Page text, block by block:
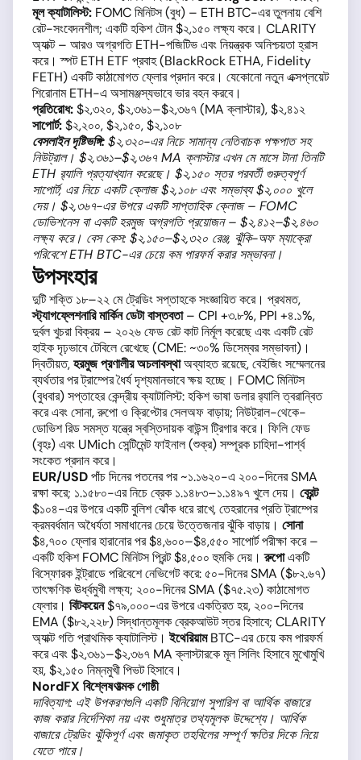
মূল ক্যাটালিস্ট: FOMC মিনিটস (বুধ) – ETH BTC-এর তুলনায় বেশি
রেট-সংবেদনশীল; একটি হকিশ টোন $২,১৫০ লক্ষ্য করে। CLARITY
অ্যাক্ট – আরও অগ্রগতি ETH-পজিটিভ এবং নিয়ন্ত্রক অনিশ্চয়তা হ্রাস
করে। স্পট ETH ETF প্রবাহ (BlackRock ETHA, Fidelity
FETH) একটি কাঠামোগত ফ্লোর প্রদান করে। যেকোনো নতুন এক্সপ্লয়েট
শিরোনাম ETH-এ অসামঞ্জস্যভাবে ভার বহন করবে।
প্রতিরোধ:$২,৩২০, $২,৩৬১–$২,৩৬৭ (MA ক্লাস্টার), $২,৪১২
সাপোর্ট:$২,২০০, $২,১৫০, $২,১০৮
বেসলাইন দৃষ্টিভঙ্গি:$২,৩২০-এর নিচে সামান্য নেতিবাচক পক্ষপাত সহ
নিউট্রাল। $২,৩৬১–$২,৩৬৭ MA ক্লাস্টার এখন মে মাসে টানা তিনটি
ETH র‍্যালি প্রত্যাখ্যান করেছে। $২,১৫০ স্তর পরবর্তী গুরুত্বপূর্ণ
সাপোর্ট; এর নিচে একটি ক্লোজ $২,১০৮ এবং সম্ভাব্য $২,০০০ খুলে
দেয়। $২,৩৬৭-এর উপরে একটি সাপ্তাহিক ক্লোজ – FOMC
ডোভিশনেস বা একটি হরমুজ অগ্রগতি প্রয়োজন – $২,৪১২–$২,৪৬০
লক্ষ্য করে। বেস কেস: $২,১৫০–$২,৩২০ রেঞ্জ, ঝুঁকি-অফ ম্যাক্রো
পরিবেশে ETH BTC-এর চেয়ে কম পারফর্ম করার সম্ভাবনা।
উপসংহার
দুটি শক্তি ১৮–২২ মে ট্রেডিং সপ্তাহকে সংজ্ঞায়িত করে। প্রথমত,
স্ট্যাগফ্লেশনারি মার্কিন ডেটা বাস্তবতা– CPI +৩.৮%, PPI +৪.১%,
দুর্বল খুচরা বিক্রয় – ২০২৬ ফেড রেট কাট নির্মূল করেছে এবং একটি রেট
হাইক দৃঢ়ভাবে টেবিলে রেখেছে (CME: ~৩০% ডিসেম্বর সম্ভাবনা)।
দ্বিতীয়ত,হরমুজ প্রণালীর অচলাবস্থাঅব্যাহত রয়েছে, বেইজিং সম্মেলনের
ব্যর্থতার পর ট্রাম্পের ধৈর্য দৃশ্যমানভাবে ক্ষয় হচ্ছে। FOMC মিনিটস
(বুধবার) সপ্তাহের কেন্দ্রীয় ক্যাটালিস্ট: হকিশ ভাষা ডলার র‍্যালি ত্বরান্বিত
করে এবং সোনা, রুপো ও ক্রিপ্টোর সেলঅফ বাড়ায়; নিউট্রাল-থেকে-
ডোভিশ রিড সমস্ত যন্ত্রে স্বস্তিদায়ক বাউন্স ট্রিগার করে। ফিলি ফেড
(বৃহঃ) এবং UMich সেন্টিমেন্ট ফাইনাল (শুক্র) সম্পূরক চাহিদা-পার্শ্ব
সংকেত প্রদান করে।
EUR/USDপাঁচ দিনের পতনের পর ~১.১৬২০-এ ২০০-দিনের SMA
রক্ষা করে; ১.১৫৮০-এর নিচে ব্রেক ১.১৪৮৩–১.১৪৯৭ খুলে দেয়। ব্রেন্ট
$১০৪-এর উপরে একটি বুলিশ ঝোঁক ধরে রাখে, তেহরানের প্রতি ট্রাম্পের
ক্রমবর্ধমান অধৈর্যতা সমাধানের চেয়ে উত্তেজনার ঝুঁকি বাড়ায়। সোনা
$৪,৭০০ ফ্লোর হারানোর পর $৪,৬০০–$৪,৫৫০ সাপোর্ট পরীক্ষা করে –
একটি হকিশ FOMC মিনিটস প্রিন্ট $৪,৫০০ হুমকি দেয়।রুপোএকটি
বিস্ফোরক ইন্ট্রাডে পরিবেশে নেভিগেট করে: ৫০-দিনের SMA ($৮২.৬৭)
তাৎক্ষণিক ঊর্ধ্বমুখী লক্ষ্য; ২০০-দিনের SMA ($৭৫.২৩) কাঠামোগত
ফ্লোর। বিটকয়েন$৭৯,০০০-এর উপরে একত্রিত হয়, ২০০-দিনের
EMA ($৮২,২২৮) সিদ্ধান্তমূলক ব্রেকআউট স্তর হিসাবে; CLARITY
অ্যাক্ট গতি প্রাথমিক ক্যাটালিস্ট।ইথেরিয়ামBTC-এর চেয়ে কম পারফর্ম
করে এবং $২,৩৬১–$২,৩৬৭ MA ক্লাস্টারকে মূল সিলিং হিসাবে মুখোমুখি
হয়, $২,১৫০ নিম্নমুখী পিভট হিসাবে।
NordFX বিশ্লেষণাত্মক গোষ্ঠী
দাবিত্যাগ: এই উপকরণগুলি একটি বিনিয়োগ সুপারিশ বা আর্থিক বাজারে
কাজ করার নির্দেশিকা নয় এবং শুধুমাত্র তথ্যমূলক উদ্দেশ্যে। আর্থিক
বাজারে ট্রেডিং ঝুঁকিপূর্ণ এবং জমাকৃত তহবিলের সম্পূর্ণ ক্ষতির দিকে নিয়ে
যেতে পারে।